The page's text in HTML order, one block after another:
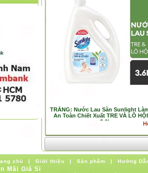
TRẮNG: Nước Lau Sàn Sunlight
An Toàn Chiết Xuất TRE VÀ LÔ
3.6kg
chủ Giới thiệu Sản phẩm Hướng
Mãi Giá Sỉ